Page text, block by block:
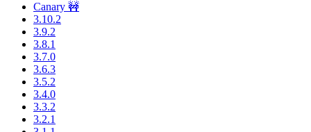
Canary 🚧
3.10.2
3.9.2
3.8.1
3.7.0
3.6.3
3.5.2
3.4.0
3.3.2
3.2.1